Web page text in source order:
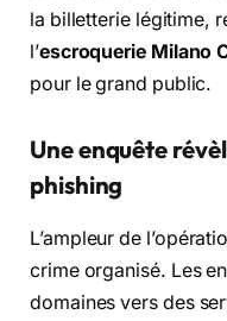
la billetterie légitime,
l’escroquerie Milano
pour le grand public.
Une enquête
phishing
L’ampleur de
crime organisé. Les
domaines vers des